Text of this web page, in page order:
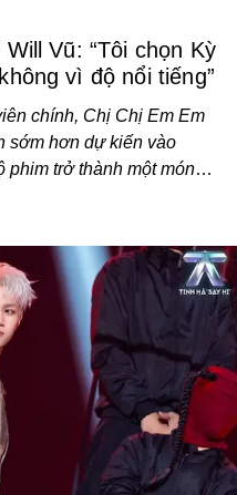
Vũ: “Tôi chọn Kỳ
vì độ nổi tiếng”
chính, Chị Chị Em Em
sớm hơn dự kiến vào
phim trở thành một món